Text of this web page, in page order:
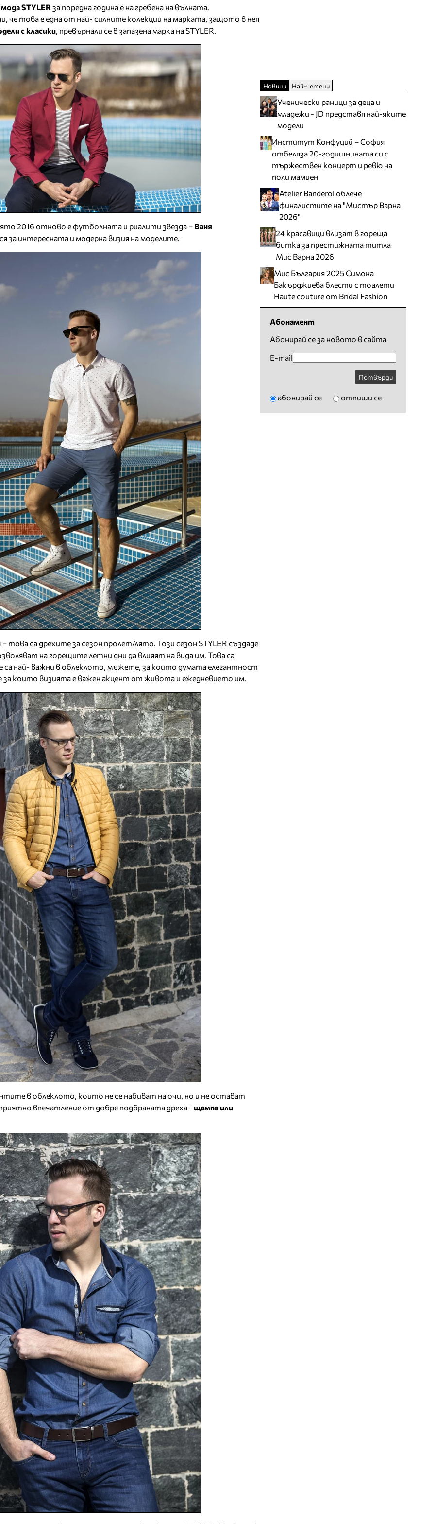
STYLER за поредна година е на гребена на вълната.
че това е една от най- силните колекции на марката, защото в нея
с класики , превърнали се в запазена марка на STYLER.
2016 отново е футболната и риалити звезда – Ваня
за интересната и модерна визия на моделите.
– това са дрехите за сезон пролет/лято. Този сезон STYLER създаде
на горещите летни дни да влияят на вида им. Това са
най- важни в облеклото, мъжете, за които думата елегантност
които визията е важен акцент от живота и ежедневието им.
в облеклото, които не се набиват на очи, но и не остават
впечатление от добре подбраната дреха - щампа или
Новини Най-четени
Ученически раници за деца и
младежи - JD представя най-яките
модели
Институт Конфуций – София
отбеляза 20-годишнината си с
тържествен концерт и ревю на
поли мамиен
Atelier Banderol облече
финалистите на "Мистър Варна
2026"
24 красавици влизат в гореща
битка за престижната титла
Мис Варна 2026
Мис България 2025 Симона
Бакърджиева блести с тоалети
Haute couture от Bridal Fashion
Абонамент
Абонирай се за новото в сайта
E-mail
Потвърди
абонирай се отпиши се